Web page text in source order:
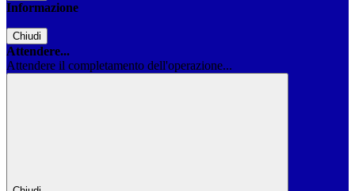
Informazione
Chiudi
Attendere...
Attendere il completamento dell'operazione...